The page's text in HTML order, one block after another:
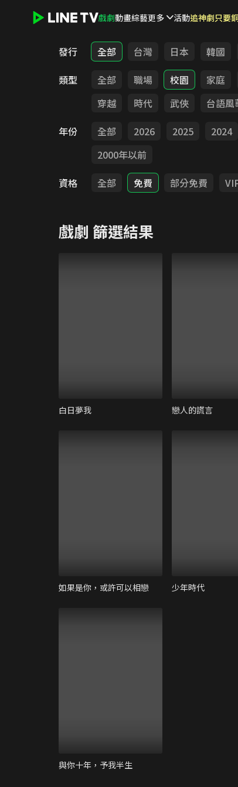
戲劇動畫綜藝更多 活動追神劇只要
發行 全部 台灣 日本 韓國
類型
全部 職場 校園 家庭
穿越
時代 武俠 台語風
年份
全部 2026 2025 2024
2000年以前
資格
全部 免費 部分免費
戲劇 篩選結果
白日夢我 戀人的謊言
如果是你，或許可以相戀 少年時代
與你十年，予我半生